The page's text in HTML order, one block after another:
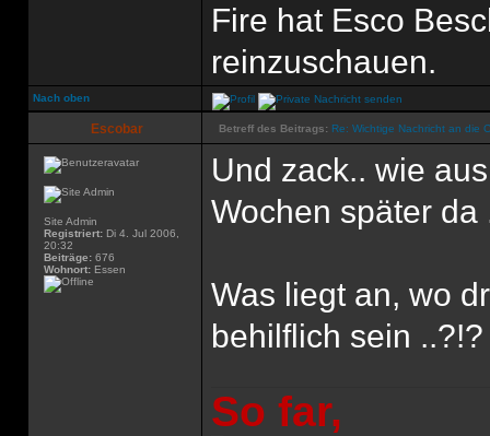
Fire hat Esco
reinzuschauen.
Nach oben
Escobar Betreff des Beitrags: Re: Wichtige Nachricht an die
Site Admin
Registriert: Di 4. Jul 2006,
20:32
Beiträge: 676
Wohnort: Essen
Und zack.. wie
Wochen später
Was liegt an, wo
behilflich sein ..?!?
So far,